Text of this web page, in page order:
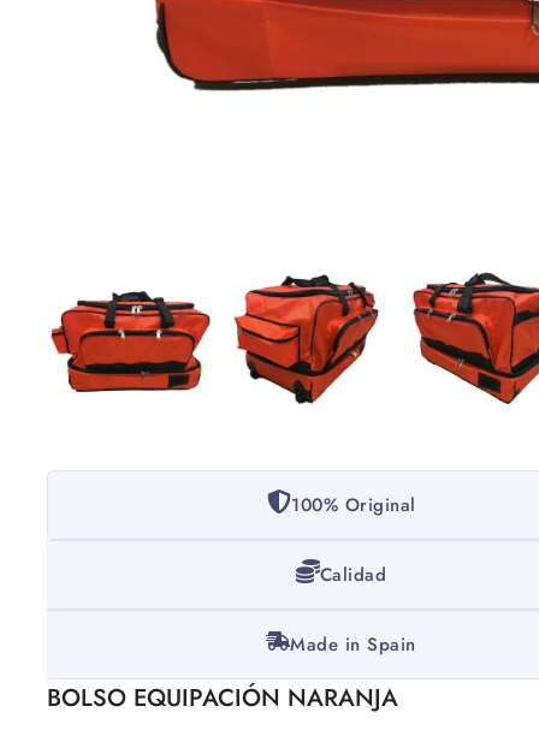
100% Original
Calidad
Made in Spain
BOLSO EQUIPACIÓN NARANJA